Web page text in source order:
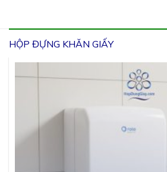
HỘP ĐỰNG KHĂN GIẤY